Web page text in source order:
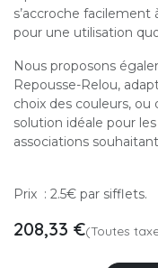
s’accroche facilement
pour une utilisation
Nous proposons
Repousse-Relou,
choix des couleurs, ou
solution idéale pour
associations
Prix : 2.5€ par sifflets.
208,33 €(Toutes